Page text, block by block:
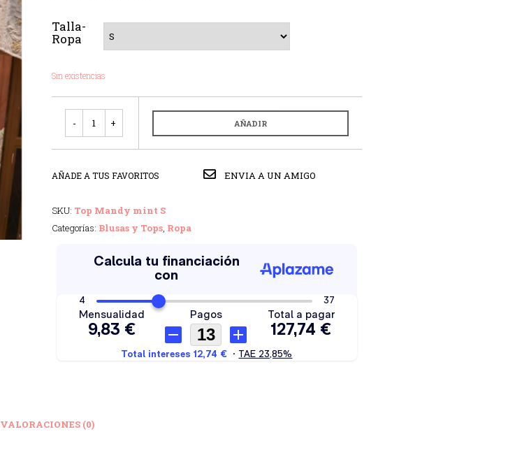
Talla-
Ropa
Sin existencias
AÑADIR
AÑADE A TUS FAVORITOS ENVIA A UN AMIGO
SKU: Top Mandy mint S
Categorías: Blusas y Tops, Ropa
VALORACIONES (0)